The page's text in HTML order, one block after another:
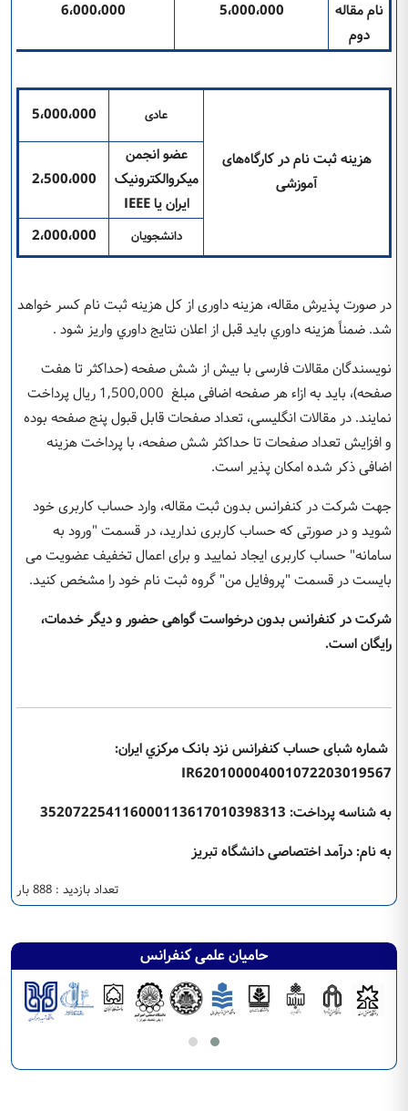
نام مقاله
دوم
5،000،000 6،000،000
هزینه ثبت نام در کارگاه‌های
آموزشی
عادی
5،000،000
عضو انجمن
میکروالکترونیک
ایران یاIEEE
2،500،000
دانشجویان 2،000،000
در صورت پذیرش مقاله، هزینه داوری از کل هزینه ثبت نام کسر خواهد
شد. ضمناً هزینه داوري باید قبل از اعلان نتایج داوري واریز شود .
نویسندگان مقالات فارسی با بیش از شش صفحه (حداکثر تا هفت
صفحه)، باید به ازاء هر صفحه اضافی مبلغ 1,500,000 ریال پرداخت
نمایند. در مقالات انگلیسی، تعداد صفحات قابل قبول پنج صفحه بوده
و افزایش تعداد صفحات تا حداکثر شش صفحه، با پرداخت هزینه
اضافی ذکر شده امکان پذیر است.
جهت شرکت در کنفرانس بدون ثبت مقاله، وارد حساب کاربری خود
شوید و در صورتی که حساب کاربری ندارید، در قسمت "ورود به
سامانه" حساب کاربری ایجاد نمایید و برای اعمال تخفیف عضویت می
بایست در قسمت "پروفایل من" گروه ثبت نام خود را مشخص کنید.
شرکت در کنفرانس بدون درخواست گواهی حضور و دیگر خدمات،
رایگان است.
شماره شبای حساب کنفرانس نزد بانک مرکزي ایران:
IR620100004001072203019567
به شناسه پرداخت: 352072254116000113617010398313
به نام: درآمد اختصاصی دانشگاه تبریز
تعداد بازدید : 888 بار
حامیان علمی کنفرانس